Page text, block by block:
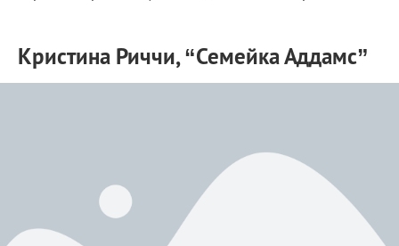
Кристина Риччи, “Семейка Аддамс”